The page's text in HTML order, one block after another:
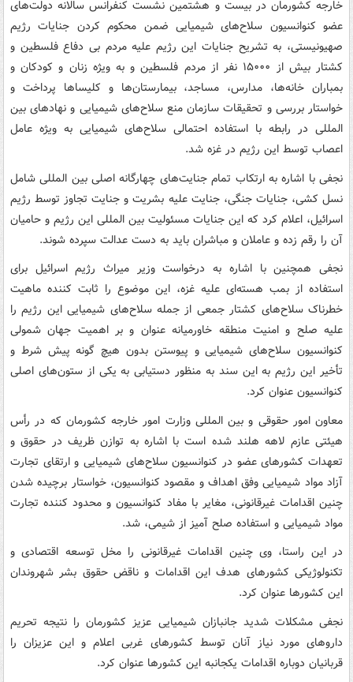
خارجه کشورمان در بیست و هشتمین نشست کنفرانس سالانه دولت‌های
عضو کنوانسیون سلاح‌های شیمیایی ضمن محکوم کردن جنایات رژیم
صهیونیستی، به تشریح جنایات این رژیم علیه مردم بی دفاع فلسطین و
کشتار بیش از ۱۵۰۰۰ نفر از مردم فلسطین و به ویژه زنان و کودکان و
بمباران خانه‌ها، مدارس، مساجد، بیمارستان‌ها و کلیساها پرداخت و
خواستار بررسی و تحقیقات سازمان منع سلاح‌های شیمیایی و نهادهای بین
المللی در رابطه با استفاده احتمالی سلاح‌های شیمیایی به ویژه عامل
اعصاب توسط این رژیم در غزه شد.
نجفی با اشاره به ارتکاب تمام جنایت‌های چهارگانه اصلی بین المللی شامل
نسل کشی، جنایات جنگی، جنایت علیه بشریت و جنایت تجاوز توسط رژیم
اسرائیل، اعلام کرد که این جنایات مسئولیت بین المللی این رژیم و حامیان
آن را رقم زده و عاملان و مباشران باید به دست عدالت سپرده شوند.
نجفی همچنین با اشاره به درخواست وزیر میراث رژیم اسرائیل برای
استفاده از بمب هسته‌ای علیه غزه، این موضوع را ثابت کننده ماهیت
خطرناک سلاح‌های کشتار جمعی از جمله سلاح‌های شیمیایی این رژیم را
علیه صلح و امنیت منطقه خاورمیانه عنوان و بر اهمیت جهان شمولی
کنوانسیون سلاح‌های شیمیایی و پیوستن بدون هیچ گونه پیش شرط و
تأخیر این رژیم به این سند به منظور دستیابی به یکی از ستون‌های اصلی
کنوانسیون عنوان کرد.
معاون امور حقوقی و بین المللی وزارت امور خارجه کشورمان که در رأس
هیئتی عازم لاهه هلند شده است با اشاره به توازن ظریف در حقوق و
تعهدات کشورهای عضو در کنوانسیون سلاح‌های شیمیایی و ارتقای تجارت
آزاد مواد شیمیایی وفق اهداف و مقصود کنوانسیون، خواستار برچیده شدن
چنین اقدامات غیرقانونی، مغایر با مفاد کنوانسیون و محدود کننده تجارت
مواد شیمیایی و استفاده صلح آمیز از شیمی، شد.
در این راستا، وی چنین اقدامات غیرقانونی را مخل توسعه اقتصادی و
تکنولوژیکی کشورهای هدف این اقدامات و ناقض حقوق بشر شهروندان
این کشورها عنوان کرد.
نجفی مشکلات شدید جانبازان شیمیایی عزیز کشورمان را نتیجه تحریم
داروهای مورد نیاز آنان توسط کشورهای غربی اعلام و این عزیزان را
قربانیان دوباره اقدامات یکجانبه این کشورها عنوان کرد.